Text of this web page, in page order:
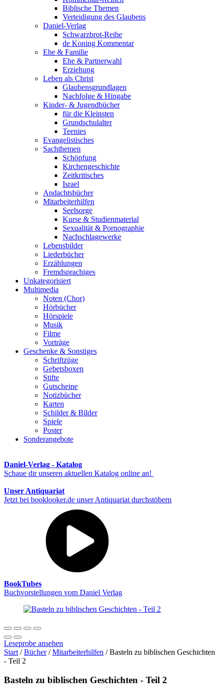
Biblische Themen
Verteidigung des Glaubens
Daniel-Verlag
Schwarzbrot-Reihe
de Koning Kommentar
Ehe & Familie
Ehe & Partnerwahl
Erziehung
Leben als Christ
Glaubensgrundlagen
Nachfolge & Hingabe
Kinder- & Jugendbücher
für die Kleinsten
Grundschulalter
Teenies
Evangelistisches
Sachthemen
Schöpfung
Kirchengeschichte
Zeitkritisches
Israel
Andachtsbücher
Mitarbeiterhilfen
Seelsorge
Kurse & Studienmaterial
Sexualität & Pornographie
Nachschlagewerke
Lebensbilder
Liederbücher
Erzählungen
Fremdsprachiges
Unkategorisiert
Multimedia
Noten (Chor)
Hörbücher
Hörspiele
Musik
Filme
Vorträge
Geschenke & Sonstiges
Schriftzüge
Gebetsboxen
Stifte
Gutscheine
Notizbücher
Karten
Schilder & Bilder
Spiele
Poster
Sonderangebote
Daniel-Verlag - Katalog
Schaue dir unseren aktuellen Katalog online an!
Unser Antiquariat
Jetzt bei booklooker.de unser Antiquariat durchstöbern
BookTubes
Buchvorstellungen vom Daniel Verlag
Leseprobe ansehen
Start /Bücher/Mitarbeiterhilfen / Basteln zu biblischen Geschichten
- Teil 2
Basteln zu biblischen Geschichten - Teil 2